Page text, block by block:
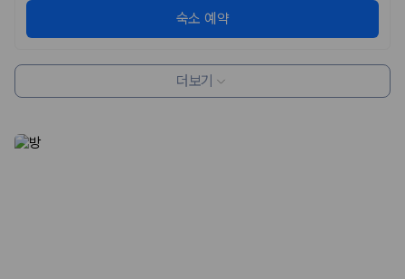
제주렌트카 보험까지 비교해야 진짜 가격비교입
동일한 차량이라도 보험 조건에 따라 실제 부담 금액이 달라질 수 있습니
숙소 예약
더보기